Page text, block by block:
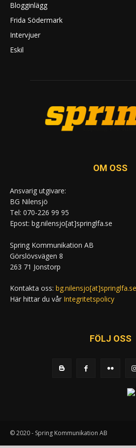
Blogginlägg
Frida Södermark
Intervjuer
Eskil
OM OSS
Ansvarig utgivare:
BG Nilensjö
Tel: 070-226 99 95
Epost: bg.nilensjo[at]springlfa.se
Spring Kommunikation AB
Görslövsvägen 8
263 71 Jonstorp
Kontakta oss: bg.nilensjo[at]springlfa.se
Här hittar du vår Integritetspolicy
FÖLJ OSS
© 2020 - Spring Kommunikation AB